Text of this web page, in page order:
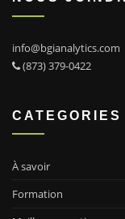
info@bgianalytics.com
(873) 379-0422
CATEGORIES
À savoir
Formation